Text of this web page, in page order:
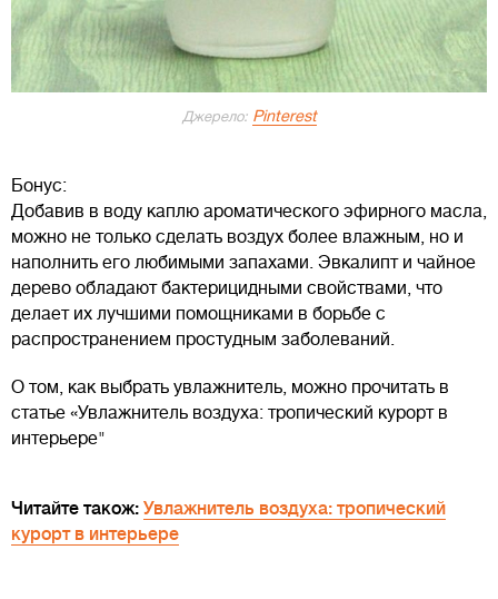
Джерело: Pinterest
Бонус:
Добавив в воду каплю ароматического эфирного масла,
можно не только сделать воздух более влажным, но и
наполнить его любимыми запахами. Эвкалипт и чайное
дерево обладают бактерицидными свойствами, что
делает их лучшими помощниками в борьбе с
распространением простудным заболеваний.
О том, как выбрать увлажнитель, можно прочитать в
статье «Увлажнитель воздуха: тропический курорт в
интерьере"
Читайте також: Увлажнитель воздуха: тропический
курорт в интерьере